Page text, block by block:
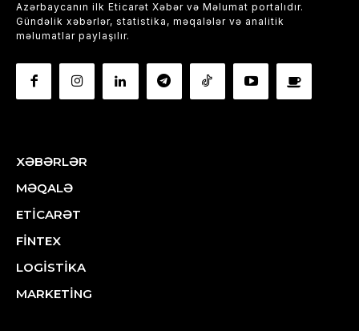
Azərbaycanın ilk Eticarət Xəbər və Məlumat portalıdır.
Gündəlik xəbərlər, statistika, məqalələr və analitik
məlumatlar paylaşılır.
XƏBƏRLƏR
MƏQALƏ
ETİCARƏT
FİNTEX
LOGİSTİKA
MARKETİNG